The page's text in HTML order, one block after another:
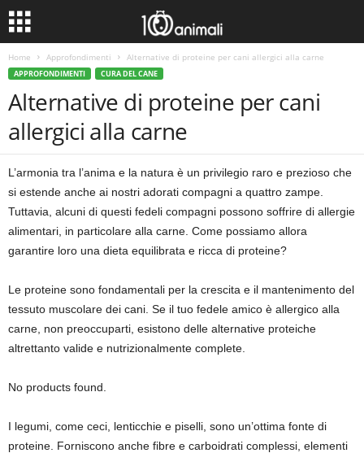
Home Approfondimenti Alternative di proteine per cani allergici alla carne
APPROFONDIMENTI CURA DEL CANE
Alternative di proteine per cani
allergici alla carne
L’armonia tra l’anima e la natura è un privilegio raro e prezioso che
si estende anche ai nostri adorati compagni a quattro zampe.
Tuttavia, alcuni di questi fedeli compagni possono soffrire di allergie
alimentari, in particolare alla carne. Come possiamo allora
garantire loro una dieta equilibrata e ricca di proteine?
Le proteine sono fondamentali per la crescita e il mantenimento del
tessuto muscolare dei cani. Se il tuo fedele amico è allergico alla
carne, non preoccuparti, esistono delle alternative proteiche
altrettanto valide e nutrizionalmente complete.
No products found.
I legumi, come ceci, lenticchie e piselli, sono un’ottima fonte di
proteine. Forniscono anche fibre e carboidrati complessi, elementi